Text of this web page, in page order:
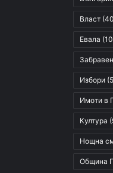
Власт
Евала
Избори
Имоти в
Култура
Нощна
Община